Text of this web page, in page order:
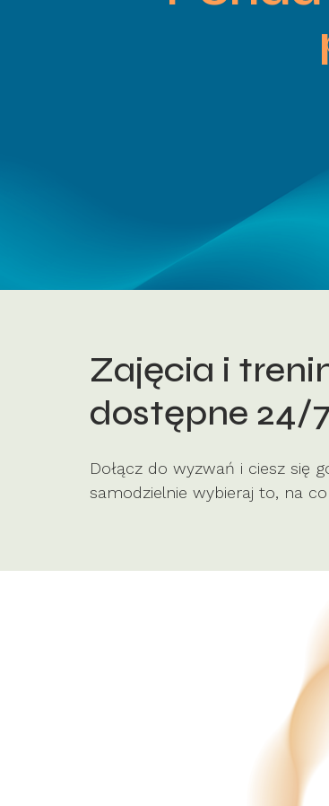
Zajęcia i
dostępne 24/7
Dołącz do wyzwań i ciesz się
samodzielnie wybieraj to, na